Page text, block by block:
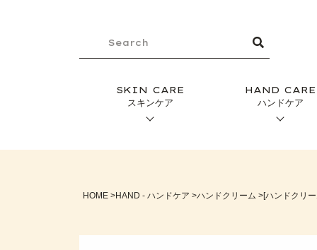
SKIN CARE
スキンケア
HAND CARE
ハンドケア
HOME HAND - ハンドケア ハンドクリーム [ハンドクリ